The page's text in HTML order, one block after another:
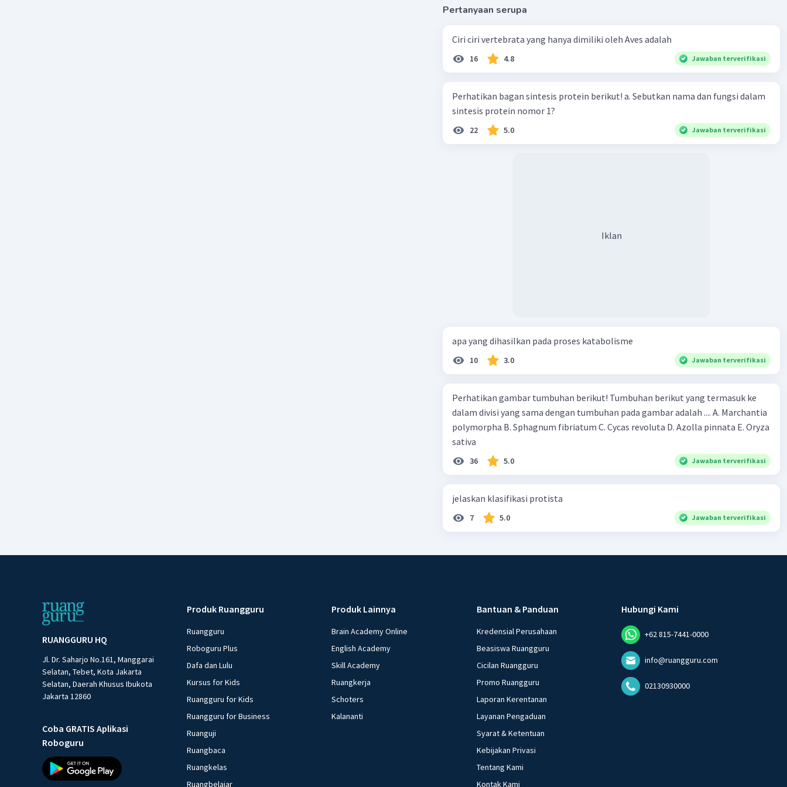
Pertanyaan serupa
Ciri ciri vertebrata yang hanya dimiliki oleh Aves adalah
16 4.8 Jawaban terverifikasi
Perhatikan bagan sintesis protein berikut! a. Sebutkan nama dan fungsi dalam
sintesis protein nomor 1?
22 5.0 Jawaban terverifikasi
Iklan
apa yang dihasilkan pada proses katabolisme
10 3.0 Jawaban terverifikasi
Perhatikan gambar tumbuhan berikut! Tumbuhan berikut yang termasuk ke
dalam divisi yang sama dengan tumbuhan pada gambar adalah .... A. Marchantia
polymorpha B. Sphagnum fibriatum C. Cycas revoluta D. Azolla pinnata E. Oryza
sativa
36 5.0 Jawaban terverifikasi
jelaskan klasifikasi protista
7 5.0 Jawaban terverifikasi
RUANGGURU HQ
Jl. Dr. Saharjo No.161, Manggarai
Selatan, Tebet, Kota Jakarta
Selatan, Daerah Khusus Ibukota
Jakarta 12860
Coba GRATIS Aplikasi
Roboguru
Produk Ruangguru
Ruangguru
Roboguru Plus
Dafa dan Lulu
Kursus for Kids
Ruangguru for Kids
Ruangguru for Business
Ruanguji
Ruangbaca
Ruangkelas
Ruangbelajar
Produk Lainnya
Brain Academy Online
English Academy
Skill Academy
Ruangkerja
Schoters
Kalananti
Bantuan & Panduan
Kredensial Perusahaan
Beasiswa Ruangguru
Cicilan Ruangguru
Promo Ruangguru
Laporan Kerentanan
Layanan Pengaduan
Syarat & Ketentuan
Kebijakan Privasi
Tentang Kami
Kontak Kami
Hubungi Kami
+62 815-7441-0000
info@ruangguru.com
02130930000